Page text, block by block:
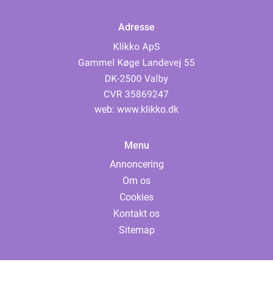
Adresse
web: www.klikko.dk
Menu
Annoncering
Om os
Cookies
Kontakt os
Sitemap